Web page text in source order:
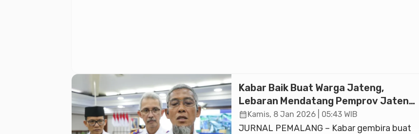
Advertisment
Kabar Baik Buat Warga Jateng,
Lebaran Mendatang Pemprov Jateng
Adakan Mudik Gratis
calendar_monthKamis, 8 Jan 2026 | 05:43 WIB
JURNAL PEMALANG – Kabar gembira buat